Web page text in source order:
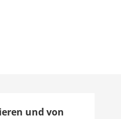
und von